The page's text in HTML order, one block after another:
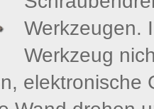
Werkzeugen.
Werkzeug
elektronische